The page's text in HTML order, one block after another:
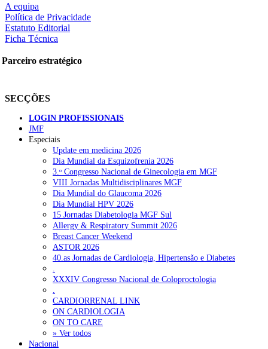
A equipa
Política de Privacidade
Estatuto Editorial
Ficha Técnica
Parceiro estratégico
SECÇÕES
LOGIN PROFISSIONAIS
JMF
Especiais
Update em medicina 2026
Dia Mundial da Esquizofrenia 2026
3.ᵒ Congresso Nacional de Ginecologia em MGF
VIII Jornadas Multidisciplinares MGF
Dia Mundial do Glaucoma 2026
Dia Mundial HPV 2026
15 Jornadas Diabetologia MGF Sul
Allergy & Respiratory Summit 2026
Breast Cancer Weekend
ASTOR 2026
40.as Jornadas de Cardiologia, Hipertensão e Diabetes
XXXIV Congresso Nacional de Coloproctologia
CARDIORRENAL LINK
ON CARDIOLOGIA
ON TO CARE
» Ver todos
Nacional